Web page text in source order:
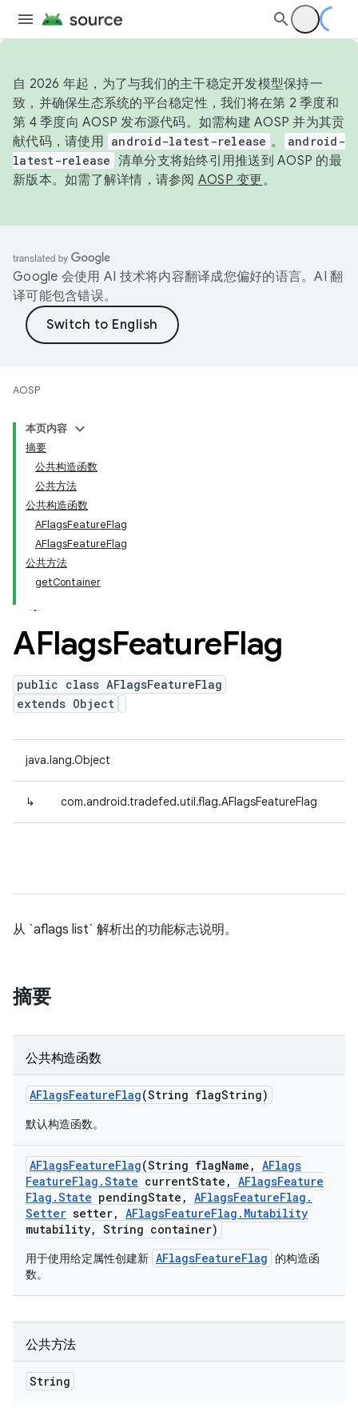
自 2026 年起，为了与我们的主干稳定开发模型保持一
致，并确保生态系统的平台稳定性，我们将在第 2 季度和
第 4 季度向 AOSP 发布源代码。如需构建 AOSP 并为其贡
献代码，请使用 android-latest-release 。
android-
latest-release 清单分支将始终引用推送到 AOSP 的最
新版本。如需了解详情，请参阅 AOSP 变更。
Google 会使用 AI 技术将内容翻译成您偏好的语言。AI 翻
译可能包含错误。
AOSP
本页内容
摘要
公共构造函数
公共方法
公共构造函数
AFlagsFeatureFlag
AFlagsFeatureFlag
公共方法
getContainer
AFlagsFeatureFlag
public class AFlagsFeatureFlag
extends Object
java.lang.Object
↳ com.android.tradefed.util.flag.AFlagsFeatureFlag
从 `aflags list` 解析出的功能标志说明。
摘要
公共构造函数
AFlagsFeatureFlag(String flagString)
默认构造函数。
AFlagsFeatureFlag(String flagName , AFlags
FeatureFlag .State currentState , AFlagsFeature
Flag .State pendingState , AFlagsFeatureFlag .
Setter setter, AFlagsFeatureFlag . Mutability
mutability, String container)
用于使用给定属性创建新 AFlagsFeatureFlag
的构造函
数。
公共方法
String